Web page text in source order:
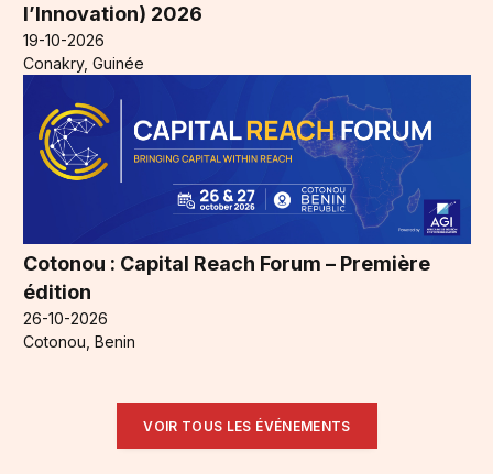
l’Innovation) 2026
19-10-2026
Conakry, Guinée
Cotonou : Capital Reach Forum – Première
édition
26-10-2026
Cotonou, Benin
VOIR TOUS LES ÉVÉNEMENTS